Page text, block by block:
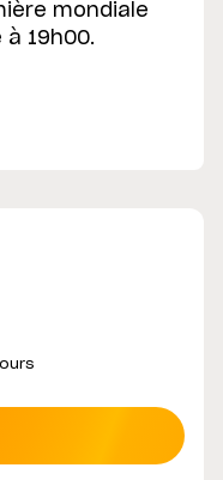
mondiale
19h00.